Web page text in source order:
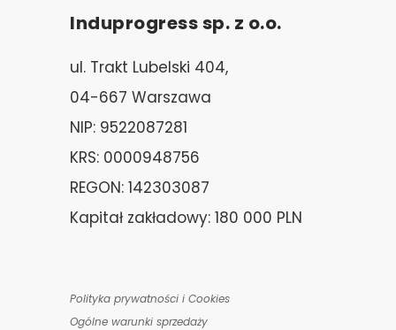
Induprogress sp. z o.o.
ul. Trakt Lubelski 404,
04-667 Warszawa
NIP: 9522087281
KRS: 0000948756
REGON: 142303087
Kapitał zakładowy: 180 000 PLN
Polityka prywatności i Cookies
Ogólne warunki sprzedaży